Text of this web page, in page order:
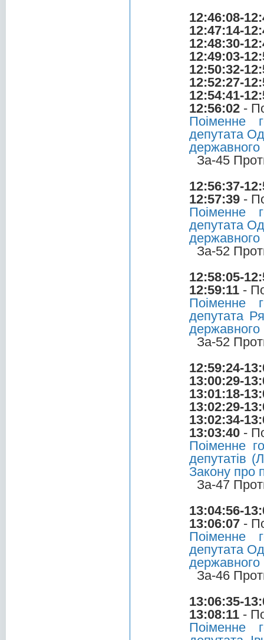
12:46:08-
12:47:14-
12:48:30-
12:49:03-
12:50:32-
12:52:27-
12:54:41-
12:56:02 -
Поіменне
депутата
За-45
12:56:37-
12:57:39 -
Поіменне
депутата
За-52
12:58:05-
12:59:11 -
Поіменне
депутата
За-52
12:59:24-
13:00:29-
13:01:18-
13:02:29-
13:02:34-
13:03:40 -
Поіменне
депутатів
Закону про
За-47
13:04:56-
13:06:07 -
Поіменне
депутата
За-46
13:06:35-
13:08:11 -
Поіменне